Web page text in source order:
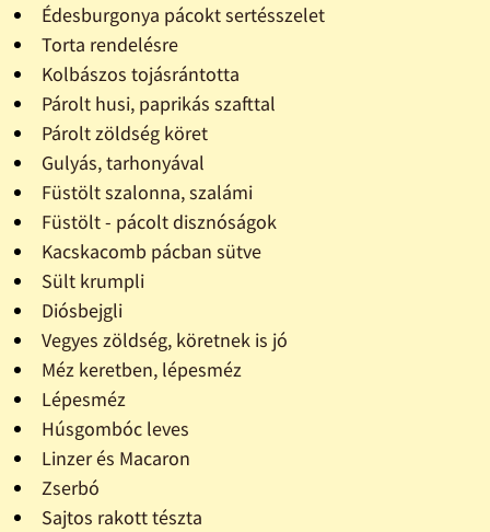
Édesburgonya pácokt sertésszelet
Torta rendelésre
Kolbászos tojásrántotta
Párolt husi, paprikás szafttal
Párolt zöldség köret
Gulyás, tarhonyával
Füstölt szalonna, szalámi
Füstölt - pácolt disznóságok
Kacskacomb pácban sütve
Sült krumpli
Diósbejgli
Vegyes zöldség, köretnek is jó
Méz keretben, lépesméz
Lépesméz
Húsgombóc leves
Linzer és Macaron
Zserbó
Sajtos rakott tészta